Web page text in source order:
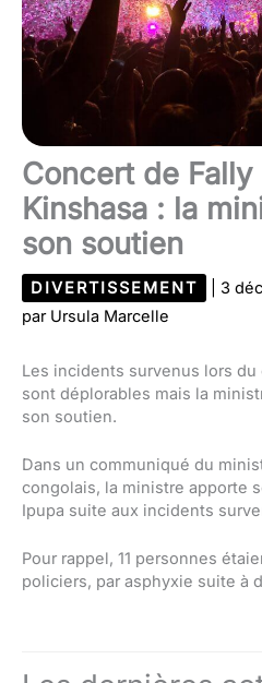
Concert de Fally
Kinshasa : la
son soutien
DIVERTISSEMENT 3
par Ursula Marcelle
Les incidents survenus lors du
sont déplorables mais la
son soutien.
Dans un communiqué du
congolais, la ministre apporte
Ipupa suite aux incidents
Pour rappel, 11 personnes
policiers, par asphyxie suite à